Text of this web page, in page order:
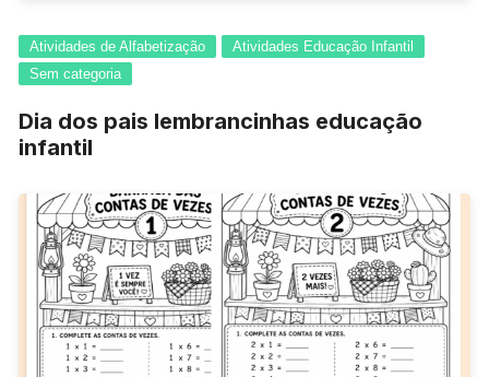
Atividades de Alfabetização
Atividades Educação Infantil
Sem categoria
Dia dos pais lembrancinhas educação
infantil